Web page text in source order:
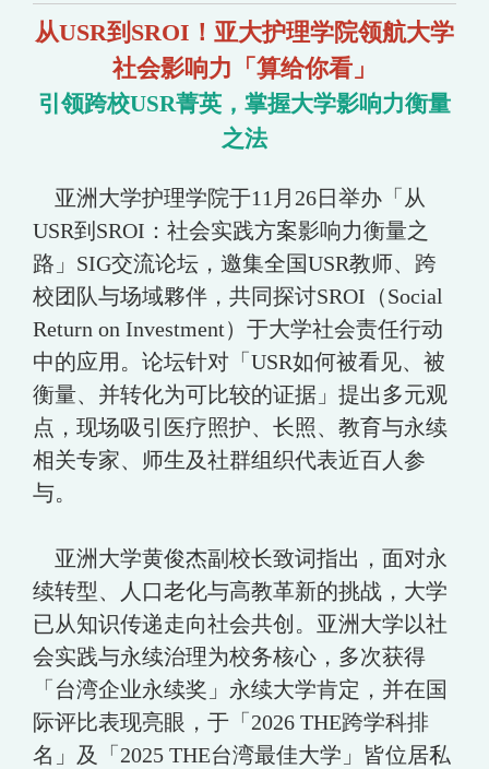
从USR到SROI！亚大护理学院领航大学
社会影响力「算给你看」
引领跨校USR菁英，掌握大学影响力衡量
之法
亚洲大学护理学院于11月26日举办「从
USR到SROI：社会实践方案影响力衡量之
路」SIG交流论坛，邀集全国USR教师、跨
校团队与场域夥伴，共同探讨SROI（Social
Return on Investment）于大学社会责任行动
中的应用。论坛针对「USR如何被看见、被
衡量、并转化为可比较的证据」提出多元观
点，现场吸引医疗照护、长照、教育与永续
相关专家、师生及社群组织代表近百人参
与。
亚洲大学黄俊杰副校长致词指出，面对永
续转型、人口老化与高教革新的挑战，大学
已从知识传递走向社会共创。亚洲大学以社
会实践与永续治理为校务核心，多次获得
「台湾企业永续奖」永续大学肯定，并在国
际评比表现亮眼，于「2026 THE跨学科排
名」及「2025 THE台湾最佳大学」皆位居私